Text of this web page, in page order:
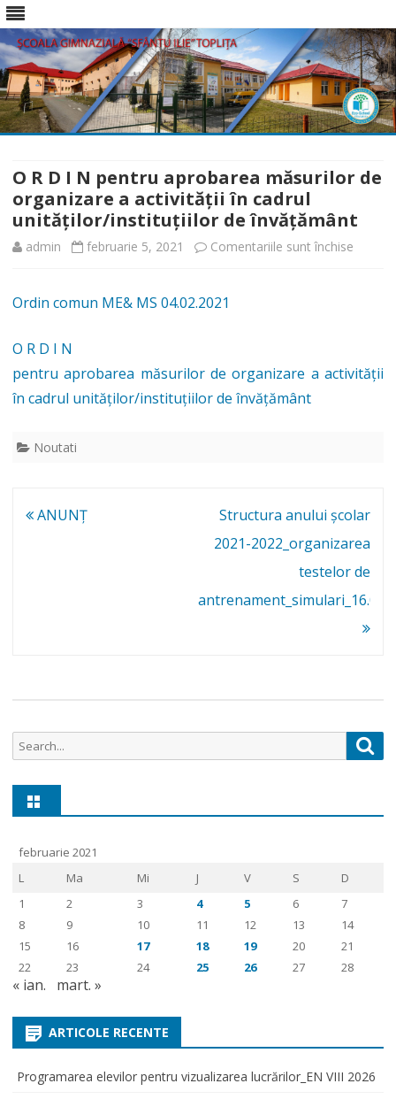
Skip
content
O R D I N pentru aprobarea măsurilor de
organizare a activității în cadrul
unităților/instituțiilor de învățământ
admin februarie 5, 2021 Comentariile sunt închise
I
de
de
Ordin comun ME& MS 04.02.2021
O R D I N
pentru aprobarea măsurilor de organizare a activității
în cadrul unităților/instituțiilor de învățământ
Noutati
Navigare
ANUNŢ
Structura anului școlar
2021-2022_organizarea
testelor de
Search
for:
februarie 2021
L
Ma Mi J V S
D
1
2 3 4 5 6
7
8
9 10 11 12 13
14
15
16 17 18 19 20
21
22
23 24 25 26 27 28
« ian. mart. »
ARTICOLE RECENTE
Programarea elevilor pentru vizualizarea lucrărilor_EN VIII 2026